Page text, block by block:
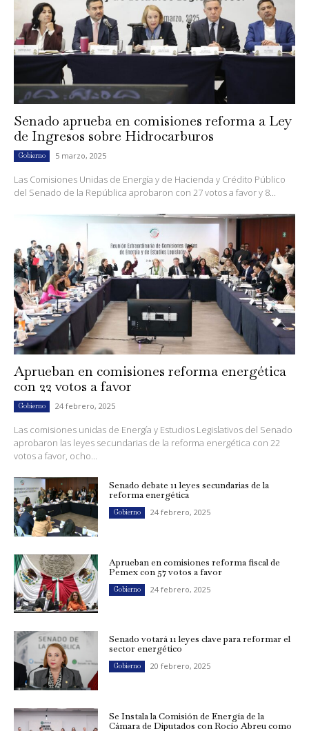
Senado aprueba en comisiones reforma a Ley
de Ingresos sobre Hidrocarburos
Gobierno 5 marzo, 2025
Las Comisiones Unidas de Energía y de Hacienda y Crédito Público
del Senado de la República aprobaron con 27 votos a favor y 8...
Aprueban en comisiones reforma energética
con 22 votos a favor
Gobierno 24 febrero, 2025
Las comisiones unidas de Energía y Estudios Legislativos del Senado
aprobaron las leyes secundarias de la reforma energética con 22
votos a favor, ocho...
Senado debate 11 leyes secundarias de la
reforma energética
Gobierno 24 febrero, 2025
Aprueban en comisiones reforma fiscal de
Pemex con 57 votos a favor
Gobierno 24 febrero, 2025
Senado votará 11 leyes clave para reformar el
sector energético
Gobierno 20 febrero, 2025
Se Instala la Comisión de Energía de la
Cámara de Diputados con Rocío Abreu como